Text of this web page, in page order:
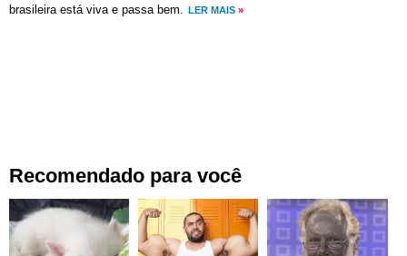
brasileira está viva e passa bem.
LER MAIS »
Recomendado para você